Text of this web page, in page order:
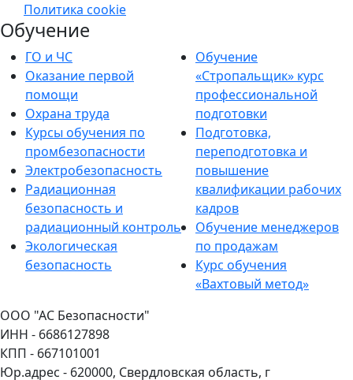
Политика cookie
Обучение
ГО и ЧС
Оказание первой
помощи
Охрана труда
Курсы обучения по
промбезопасности
Электробезопасность
Радиационная
безопасность и
радиационный контроль
Экологическая
безопасность
Обучение
«Стропальщик» курс
профессиональной
подготовки
Подготовка,
переподготовка и
повышение
квалификации рабочих
кадров
Обучение менеджеров
по продажам
Курс обучения
«Вахтовый метод»
ООО "АС Безопасности"
ИНН - 6686127898
КПП - 667101001
Юр.адрес - 620000, Свердловская область, г